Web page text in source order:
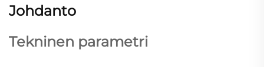
Johdanto
Tekninen parametri